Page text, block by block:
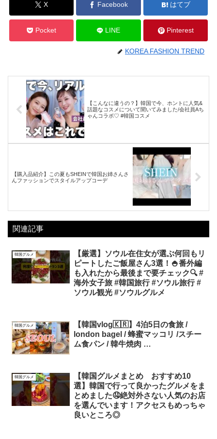
X Facebook はてブ
Pocket LINE Pinterest
KOREA FASHION TREND
【こんなに違うの？】韓国で今、ホントに人気&
話題なコスメについて聞いてみました/会社員Aち
ゃんコラボ♡ #韓国コスメ
【購入品紹介】この夏もSHEINで韓国お姉さんさ
んファッションでスタイルアップコーデ
関連記事
韓国グルメ
【厳選】ソウル在住女が選ぶ何回もリ
ピートしたご飯屋さん3選！🍚番外編
も入れたから最後まで要チェック🔍 #
海外女子旅 #韓国旅行 #ソウル旅行 #
ソウル観光 #ソウルグルメ
韓国グルメ
【韓国vlog🇰🇷】4泊5日の食旅 /
london bagel / 蜂蜜マッコリ /スチー
ム食パン / 韓牛焼肉 …
韓国グルメ
【韓国グルメまとめ おすすめ10
選】韓国で行って良かったグルメをま
とめました🤤絶対外さない人気のお店
を選んでいます！アクセスもめっちゃ
良いところ◎